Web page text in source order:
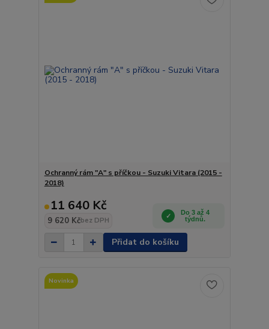
Ochranný rám "A" s příčkou - Suzuki Vitara (2015 -
2018)
11 640 Kč
9 620 Kčbez DPH
Do 3 až 4
týdnů.
Přidat do košíku
Novinka